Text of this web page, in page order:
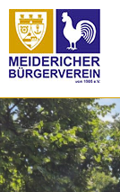
Home
A59 Ausbau
Bildung